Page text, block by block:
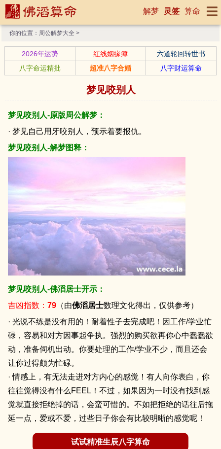
解梦 灵签 算命
你的位置： 周公解梦大全 >
2026年运势 红线姻缘簿
六道轮回转世书
八字命运精批
超准八字合婚 八字财运算命
梦见咬别人
梦见咬别人-原版周公解梦：
· 梦见自己用牙咬别人，预示着要报仇。
梦见咬别人-解梦图释：
梦见咬别人-佛滔居士开示：
吉凶指数： 79 （由佛滔居士数理文化得出，仅供参考）
· 光说不练是没有用的！耐着性子去完成吧！因工作/学业忙
碌，容易和对方因事起争执。强烈的购买欲再你心中蠢蠢欲
动，准备伺机出动。你要处理的工作/学业不少，而且还会
让你过得颇为忙碌。
· 情感上，有无法走进对方内心的感觉！有人向你表白，你
往往觉得没有什么FEEL！不过，如果因为一时没有找到感
觉就直接拒绝掉的话，会蛮可惜的。不如把拒绝的话往后拖
延一点，爱或不爱，过些日子你会有比较明晰的感觉呢！
试试精准生辰八字算命